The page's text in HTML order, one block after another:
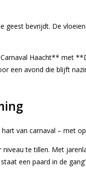
geest bevrijdt. De
Haacht** met
een avond die blijft
van carnaval – met
te tillen. Met
een paard in de